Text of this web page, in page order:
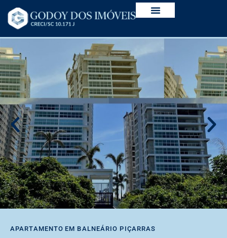
APARTAMENTO EM BALNEÁRIO PIÇARRAS